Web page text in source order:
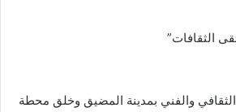
الثقافات”
والفني بمدينة المضيق وخلق محطة